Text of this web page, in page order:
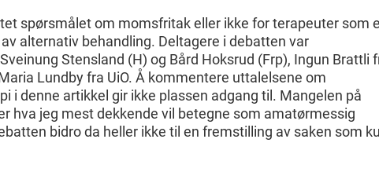
spørsmålet om momsfritak eller ikke for terapeuter som
alternativ behandling. Deltagere i debatten var
Stensland (H) og Bård Hoksrud (Frp), Ingun Brattli
Lundby fra UiO. Å kommentere uttalelsene om
i denne artikkel gir ikke plassen adgang til. Mangelen på
hva jeg mest dekkende vil betegne som amatørmessig
bidro da heller ikke til en fremstilling av saken som